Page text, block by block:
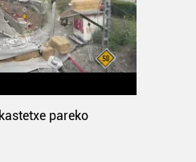
pareko